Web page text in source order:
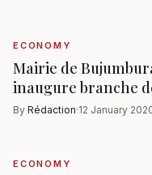
ECONOMY
Mairie de
inaugure branche
By Rédaction·12 January
ECONOMY